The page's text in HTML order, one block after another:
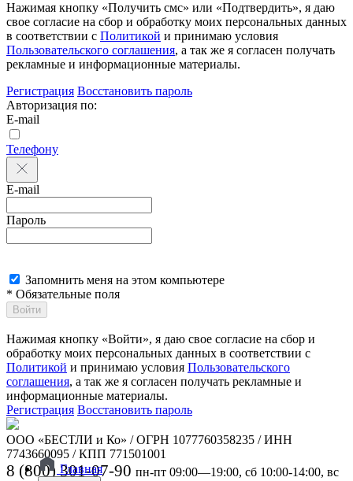
Нажимая кнопку «Получить смс» или «Подтвердить», я даю
свое согласие на сбор и обработку моих персональных данных
в соответствии с Политикой и принимаю условия
Пользовательского соглашения, а так же я согласен получать
рекламные и информационные материалы.
Регистрация Восстановить пароль
Авторизация по:
E-mail
Телефону
E-mail
Пароль
Запомнить меня на этом компьютере
* Обязательные поля
Войти
Нажимая кнопку «Войти», я даю свое согласие на сбор и
обработку моих персональных данных в соответствии с
Политикой и принимаю условия Пользовательского
соглашения, а так же я согласен получать рекламные и
информационные материалы.
Регистрация Восстановить пароль
ООО «БЕСТЛИ и Ко» / ОГРН 1077760358235 / ИНН
7743660095 / КПП 771501001
8 (800) 301-07-90 пн-пт 09:00—19:00, сб 10:00-14:00, вс
Главная